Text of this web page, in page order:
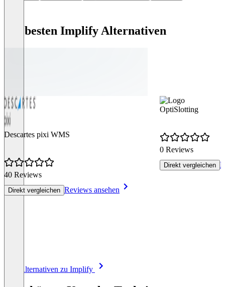
Die besten Implify Alternativen
Descartes pixi WMS
40 Reviews
Direkt vergleichen Reviews ansehen
OptiSlotting
0 Reviews
Direkt vergleichen
Alle Alternativen zu Implify